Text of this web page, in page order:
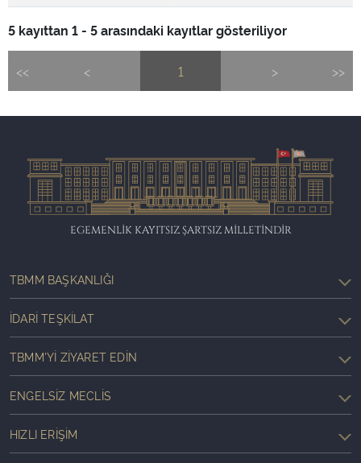
5 kayıttan 1 - 5 arasındaki kayıtlar gösteriliyor
<< < 1 > >>
EGEMENLİK KAYITSIZ ŞARTSIZ MİLLETİNDİR
TBMM BAŞKANLIĞI
İDARI TEŞKILAT
TBMM'YI ZIYARET EDIN
ENGELSIZ MECLIS
HIZLI ERIŞIM